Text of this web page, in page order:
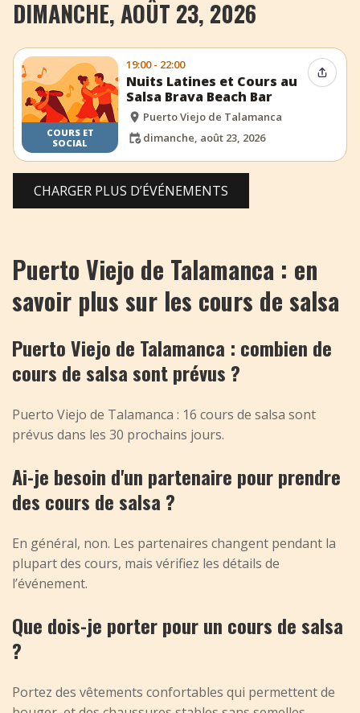
DIMANCHE, AOÛT 23, 2026
COURS ET
SOCIAL
19:00 - 22:00
Nuits Latines et Cours au
Salsa Brava Beach Bar
Puerto Viejo de Talamanca
dimanche, août 23, 2026
CHARGER PLUS D’ÉVÉNEMENTS
Puerto Viejo de Talamanca : en
savoir plus sur les cours de salsa
Puerto Viejo de Talamanca : combien de
cours de salsa sont prévus ?
Puerto Viejo de Talamanca : 16 cours de salsa sont
prévus dans les 30 prochains jours.
Ai-je besoin d'un partenaire pour prendre
des cours de salsa ?
En général, non. Les partenaires changent pendant la
plupart des cours, mais vérifiez les détails de
l’événement.
Que dois-je porter pour un cours de salsa
?
Portez des vêtements confortables qui permettent de